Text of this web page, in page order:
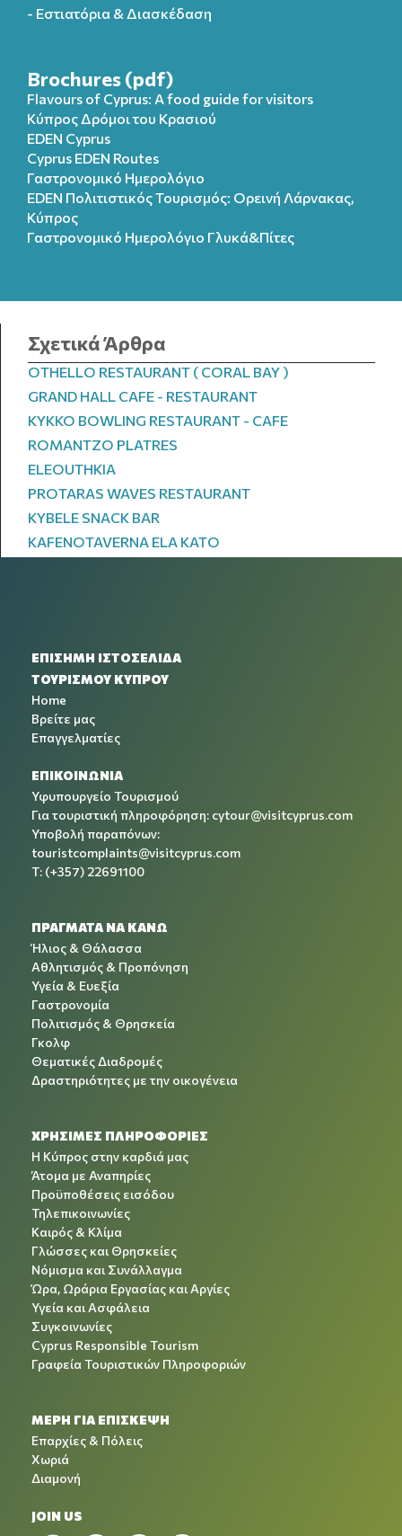
- Εστιατόρια & Διασκέδαση
Brochures (pdf)
Flavours of Cyprus: A food guide for visitors
Κύπρος Δρόμοι του Κρασιού
EDEN Cyprus
Cyprus EDEN Routes
Γαστρονομικό Ημερολόγιο
EDEN Πολιτιστικός Τουρισμός: Ορεινή Λάρνακας,
Κύπρος
Γαστρονομικό Ημερολόγιo Γλυκά&Πίτες
Σχετικά Άρθρα
OTHELLO RESTAURANT ( CORAL BAY )
GRAND HALL CAFE - RESTAURANT
KYKKO BOWLING RESTAURANT - CAFE
ROMANTZO PLATRES
ELEOUTHKIA
PROTARAS WAVES RESTAURANT
KYBELE SNACK BAR
KAFENOTAVERNA ELA KATO
ΕΠΙΣΗΜΗ ΙΣΤΟΣΕΛΙΔΑ
ΤΟΥΡΙΣΜΟΥ ΚΥΠΡΟΥ
Home
Βρείτε μας
Επαγγελματίες
ΕΠΙΚΟΙΝΩΝΙΑ
Υφυπουργείο Τουρισμού
Για τουριστική πληροφόρηση: cytour@visitcyprus.com
Υποβολή παραπόνων:
touristcomplaints@visitcyprus.com
T: (+357) 22691100
ΠΡΑΓΜΑΤΑ ΝΑ ΚΑΝΩ
Ήλιος & Θάλασσα
Αθλητισμός & Προπόνηση
Υγεία & Ευεξία
Γαστρονομία
Πολιτισμός & Θρησκεία
Γκολφ
Θεματικές Διαδρομές
Δραστηριότητες με την οικογένεια
ΧΡΉΣΙΜΕΣ ΠΛΗΡΟΦΟΡΊΕΣ
Η Κύπρος στην καρδιά μας
Άτομα με Αναπηρίες
Προϋποθέσεις εισόδου
Τηλεπικοινωνίες
Καιρός & Κλίμα
Γλώσσες και Θρησκείες
Νόμισμα και Συνάλλαγμα
Ώρα, Ωράρια Εργασίας και Αργίες
Υγεία και Ασφάλεια
Συγκοινωνίες
Cyprus Responsible Tourism
Γραφεία Τουριστικών Πληροφοριών
ΜΕΡΗ ΓΙΑ ΕΠΙΣΚΕΨΗ
Επαρχίες & Πόλεις
Χωριά
Διαμονή
JOIN US